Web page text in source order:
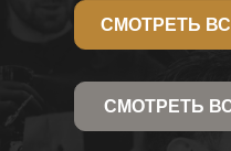
СМОТРЕТЬ
СМОТРЕТЬ